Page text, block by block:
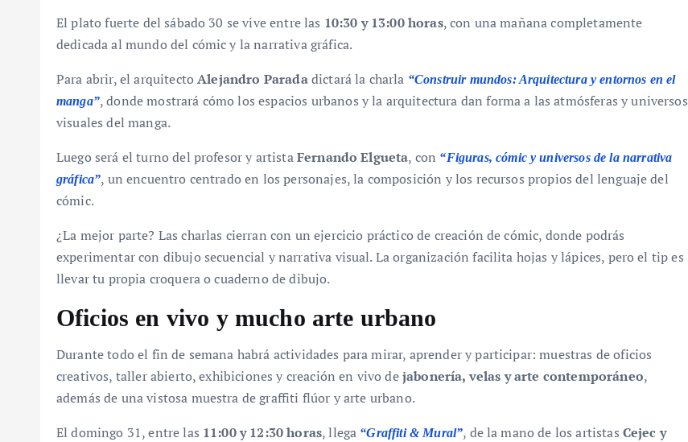
El plato fuerte del sábado 30 se vive entre las 10:30 y 13:00 horas, con una mañana completamente
dedicada al mundo del cómic y la narrativa gráfica.
Para abrir, el arquitectoAlejandro Paradadictará la charla “Construir mundos: Arquitectura y entornos en el
manga”, donde mostrará cómo los espacios urbanos y la arquitectura dan forma a las atmósferas y universos
visuales del manga.
Luego será el turno del profesor y artistaFernando Elgueta, con “Figuras, cómic y universos de la narrativa
gráfica”, un encuentro centrado en los personajes, la composición y los recursos propios del lenguaje del
cómic.
¿La mejor parte? Las charlas cierran con un ejercicio práctico de creación de cómic, donde podrás
experimentar con dibujo secuencial y narrativa visual. La organización facilita hojas y lápices, pero el tip es
llevar tu propia croquera o cuaderno de dibujo.
Oficios en vivo y mucho arte urbano
Durante todo el fin de semana habrá actividades para mirar, aprender y participar: muestras de oficios
creativos, taller abierto, exhibiciones y creación en vivo dejabonería, velas y arte contemporáneo,
además de una vistosa muestra de graffiti flúor y arte urbano.
El domingo 31, entre las 11:00 y 12:30 horas, llega “Graffiti & Mural”, de la mano de los artistas Cejec y